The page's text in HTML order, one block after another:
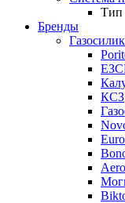
Тип
Бренды
КСЗ